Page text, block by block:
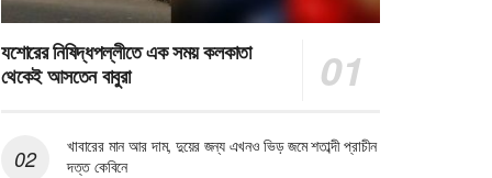
যশোরের নিষিদ্ধপল্লীতে এক সময় কলকাতা
থেকেই আসতেন বাবুরা
খাবারের মান আর দাম, দুয়ের জন্য এখনও ভিড় জমে শতাব্দী প্রাচীন
দত্ত কেবিনে